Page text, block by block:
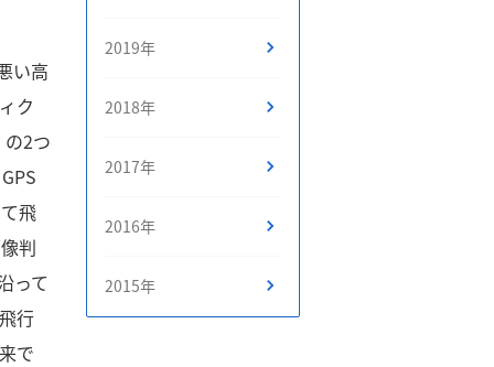
い高
ク
の2つ
飛
判
って
行
で
2019年
2018年
2017年
2016年
2015年